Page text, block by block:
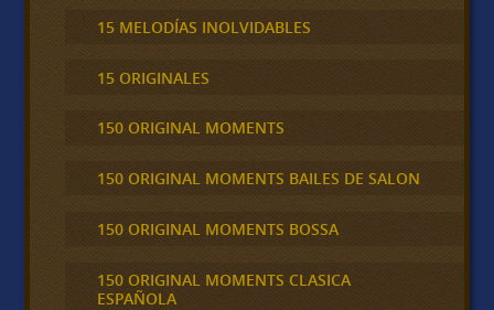
15 MELODÍAS INOLVIDABLES
15 ORIGINALES
150 ORIGINAL MOMENTS
150 ORIGINAL MOMENTS BAILES DE SALON
150 ORIGINAL MOMENTS BOSSA
150 ORIGINAL MOMENTS CLASICA
ESPAÑOLA